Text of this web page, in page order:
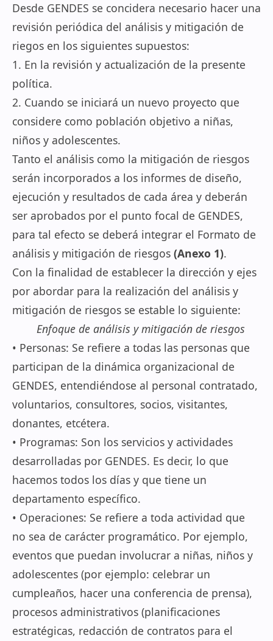
Desde GENDES se concidera necesario hacer una
revisión periódica del análisis y mitigación de
riegos en los siguientes supuestos:
1. En la revisión y actualización de la presente
política.
2. Cuando se iniciará un nuevo proyecto que
considere como población objetivo a niñas,
niños y adolescentes.
Tanto el análisis como la mitigación de riesgos
serán incorporados a los informes de diseño,
ejecución y resultados de cada área y deberán
ser aprobados por el punto focal de GENDES,
para tal efecto se deberá integrar el Formato de
análisis y mitigación de riesgos (Anexo 1).
Con la finalidad de establecer la dirección y ejes
por abordar para la realización del análisis y
mitigación de riesgos se estable lo siguiente:
Enfoque de análisis y mitigación de riesgos
• Personas: Se refiere a todas las personas que
participan de la dinámica organizacional de
GENDES, entendiéndose al personal contratado,
voluntarios, consultores, socios, visitantes,
donantes, etcétera.
• Programas: Son los servicios y actividades
desarrolladas por GENDES. Es decir, lo que
hacemos todos los días y que tiene un
departamento específico.
• Operaciones: Se refiere a toda actividad que
no sea de carácter programático. Por ejemplo,
eventos que puedan involucrar a niñas, niños y
adolescentes (por ejemplo: celebrar un
cumpleaños, hacer una conferencia de prensa),
procesos administrativos (planificaciones
estratégicas, redacción de contratos para el